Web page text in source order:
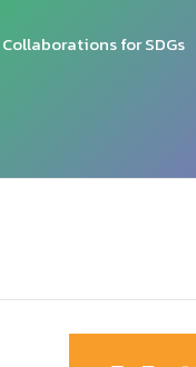
Collaborations for SDGs